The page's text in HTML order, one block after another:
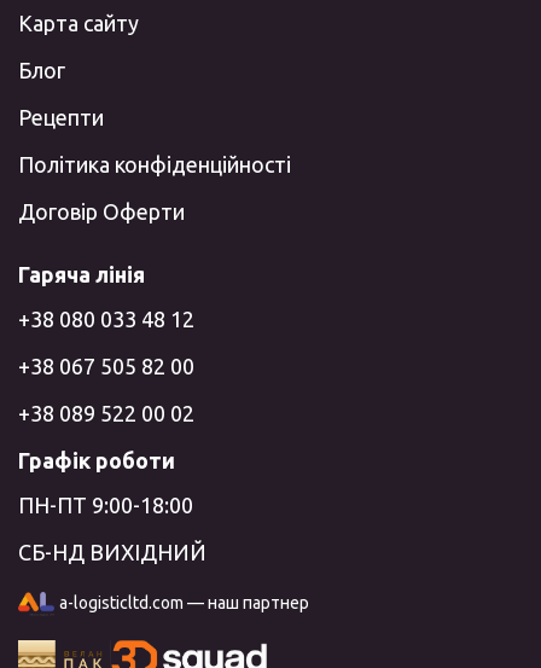
Карта сайту
Блог
Рецепти
Політика конфіденційності
Договір Оферти
Гаряча лінія
+38 080 033 48 12
+38 067 505 82 00
+38 089 522 00 02
Графік роботи
ПН-ПТ 9:00-18:00
СБ-НД ВИХІДНИЙ
a-logisticltd.com — наш партнер